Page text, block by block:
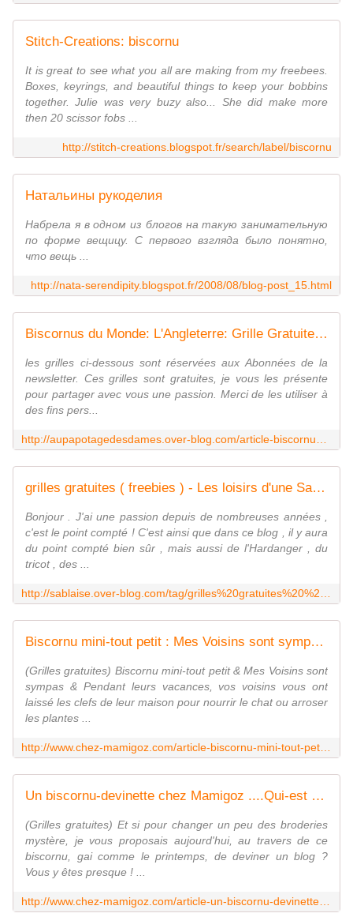
Stitch-Creations: biscornu
It is great to see what you all are making from my freebees.
Boxes, keyrings, and beautiful things to keep your bobbins
together. Julie was very buzy also... She did make more
then 20 scissor fobs ...
http://stitch-creations.blogspot.fr/search/label/biscornu
Натальины рукоделия
Набрела я в одном из блогов на такую занимательную
по форме вещицу. С первого взгляда было понятно,
что вещь ...
http://nata-serendipity.blogspot.fr/2008/08/blog-post_15.html
Biscornus du Monde: L'Angleterre: Grille Gratuite 2013 - Le Blog des Dames
les grilles ci-dessous sont réservées aux Abonnées de la
newsletter. Ces grilles sont gratuites, je vous les présente
pour partager avec vous une passion. Merci de les utiliser à
des fins pers...
grilles gratuites ( freebies ) - Les loisirs d'une Sablaise
Bonjour . J'ai une passion depuis de nombreuses années ,
c'est le point compté ! C'est ainsi que dans ce blog , il y aura
du point compté bien sûr , mais aussi de l'Hardanger , du
tricot , des ...
Biscornu mini-tout petit : Mes Voisins sont sympas - Chez Mamigoz
(Grilles gratuites) Biscornu mini-tout petit & Mes Voisins sont
sympas & Pendant leurs vacances, vos voisins vous ont
laissé les clefs de leur maison pour nourrir le chat ou arroser
les plantes ...
Un biscornu-devinette chez Mamigoz ....Qui-est ? - Chez Mamigoz
(Grilles gratuites) Et si pour changer un peu des broderies
mystère, je vous proposais aujourd'hui, au travers de ce
biscornu, gai comme le printemps, de deviner un blog ?
Vous y êtes presque ! ...